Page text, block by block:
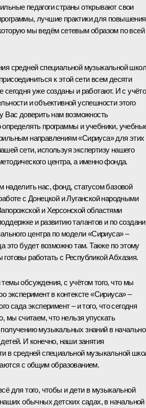
педагоги страны открывают свои
лучшие практики для повышения
мы ведём сетевым образом по всей
средней специальной музыкальной
к этой сети всем десяти
сегодня уже созданы и работают. И с
и объективной успешности этого
Вас доверить нам возможность
определять программы и учебники,
направлениям «Сириуса» для этих
сети, используя экспертизу нашего
центра, а именно фонда.
наделить нас, фонд, статусом базовой
с Донецкой и Луганской народными
и Херсонской областями
и развитию талантов и по
центра по модели «Сириуса» –
это будет возможно там. Также по этому
работать с Республикой Абхазия.
обсуждения, с учётом того, что мы
эксперимент в контексте «Сириуса» –
сада эксперимент – и того, что сегодня
мы считаем, что нельзя упускать
музыкальных знаний в
И конечно, наши занятия
в средней специальной музыкальной
с общим образованием.
для того, чтобы и дети в музыкальной
обычных детских садах, в начальной